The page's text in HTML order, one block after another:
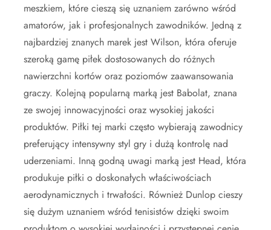
meszkiem, które cieszą się uznaniem zarówno wśród
amatorów, jak i profesjonalnych zawodników. Jedną z
najbardziej znanych marek jest Wilson, która oferuje
szeroką gamę piłek dostosowanych do różnych
nawierzchni kortów oraz poziomów zaawansowania
graczy. Kolejną popularną marką jest Babolat, znana
ze swojej innowacyjności oraz wysokiej jakości
produktów. Piłki tej marki często wybierają zawodnicy
preferujący intensywny styl gry i dużą kontrolę nad
uderzeniami. Inną godną uwagi marką jest Head, która
produkuje piłki o doskonałych właściwościach
aerodynamicznych i trwałości. Również Dunlop cieszy
się dużym uznaniem wśród tenisistów dzięki swoim